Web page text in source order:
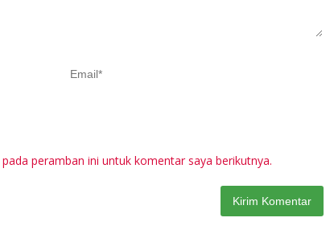
peramban ini untuk komentar saya berikutnya.